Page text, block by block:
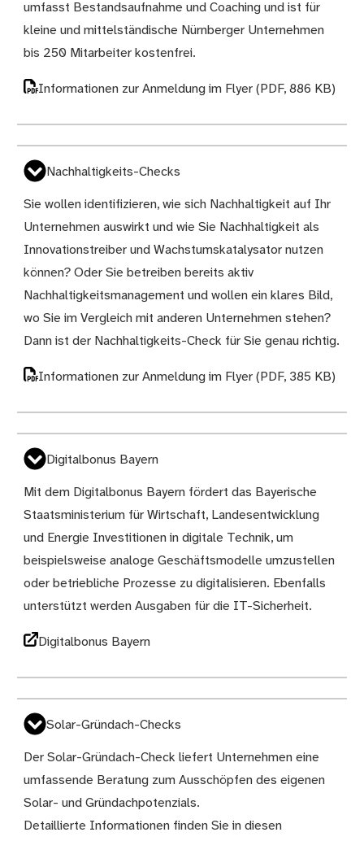
umfasst Bestandsaufnahme und Coaching und ist für
kleine und mittelständische Nürnberger Unternehmen
bis 250 Mitarbeiter kostenfrei.
Informationen zur Anmeldung im Flyer(PDF, 886 KB)
Nachhaltigkeits-Checks
Sie wollen identifizieren, wie sich Nachhaltigkeit auf Ihr
Unternehmen auswirkt und wie Sie Nachhaltigkeit als
Innovationstreiber und Wachstumskatalysator nutzen
können? Oder Sie betreiben bereits aktiv
Nachhaltigkeitsmanagement und wollen ein klares Bild,
wo Sie im Vergleich mit anderen Unternehmen stehen?
Dann ist der Nachhaltigkeits-Check für Sie genau richtig.
Informationen zur Anmeldung im Flyer(PDF, 385 KB)
Digitalbonus Bayern
Mit dem Digitalbonus Bayern fördert das Bayerische
Staatsministerium für Wirtschaft, Landesentwicklung
und Energie Investitionen in digitale Technik, um
beispielsweise analoge Geschäftsmodelle umzustellen
oder betriebliche Prozesse zu digitalisieren. Ebenfalls
unterstützt werden Ausgaben für die IT-Sicherheit.
Digitalbonus Bayern
Solar-Gründach-Checks
Der Solar-Gründach-Check liefert Unternehmen eine
umfassende Beratung zum Ausschöpfen des eigenen
Solar- und Gründachpotenzials.
Detaillierte Informationen finden Sie in diesen